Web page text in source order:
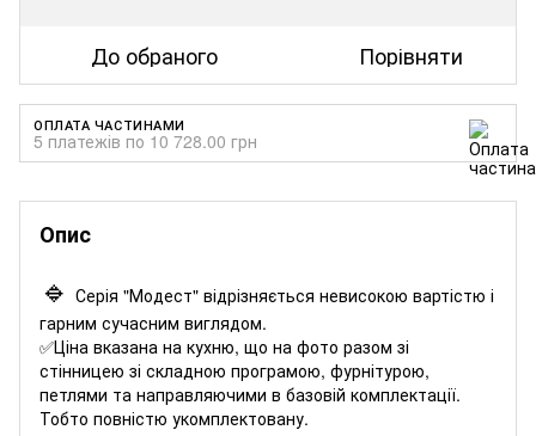
До обраного Порівняти
ОПЛАТА ЧАСТИНАМИ
5 платежів по 10 728.00 грн
Опис
🔹 Серія "Модест" відрізняється невисокою вартістю і
гарним сучасним виглядом.
✅Ціна вказана на кухню, що на фото разом зі
стінницею зі складною програмою, фурнітурою,
петлями та направляючими в базовій комплектації.
Тобто повністю укомплектовану.